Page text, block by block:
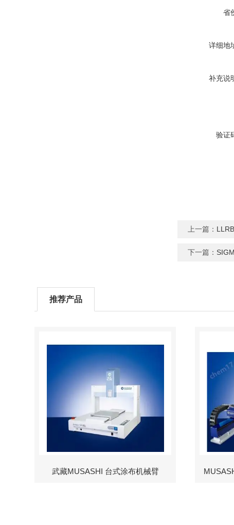
省
详细地
补充说
验证
上一篇：
下一篇：
推荐产品
武藏MUSASHI 台式涂布机械臂